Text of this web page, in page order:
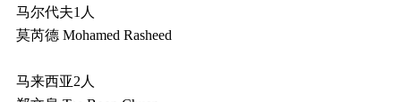
马尔代夫1人
莫芮德 Mohamed Rasheed
马来西亚2人